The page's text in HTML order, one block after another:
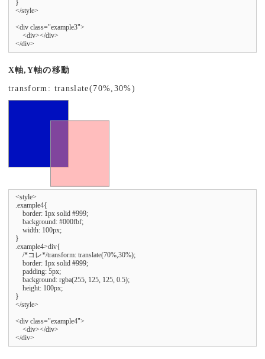
}
</style>
<div class="example3">
    <div></div>
</div>
X軸,Y軸の移動
transform: translate(70%,30%)
<style>
.example4{
    border: 1px solid #999;
    background: #000fbf;
    width: 100px;
}
.example4>div{
    /*コレ*/transform: translate(70%,30%);
    border: 1px solid #999;
    padding: 5px;
    background: rgba(255, 125, 125, 0.5);
    height: 100px;
}
</style>
<div class="example4">
    <div></div>
</div>